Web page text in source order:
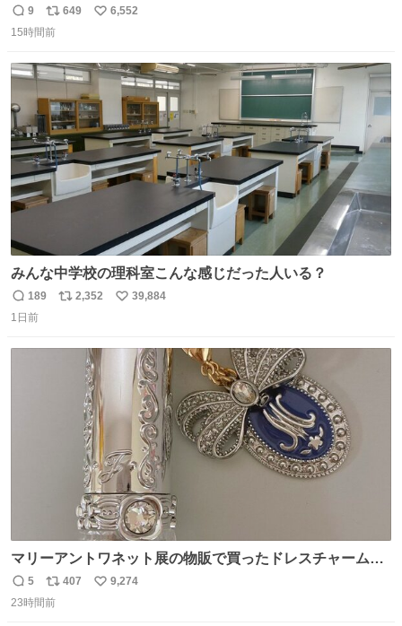
「ハモりすごいよッ…」に対するちいかわの「エ゛ッ!?(い
まそんな場合じゃねぇだろお前よぉ)」が面白すぎる。
返
信
9
リ
ポ
ト
649
い
数
6,552
15時間前
みんな中学校の理科室こんな感じだった人いる？
返
信
189
リ
2,352
い
39,884
1日前
マリーアントワネット展の物販で買ったドレスチャームを
流行りのめじるしアクセサリーにして、リップにつけた
り、同じく物販で購入したシュシュにつけたりしています
返
信
5
リ
ポ
407
い
9,274
23時間前